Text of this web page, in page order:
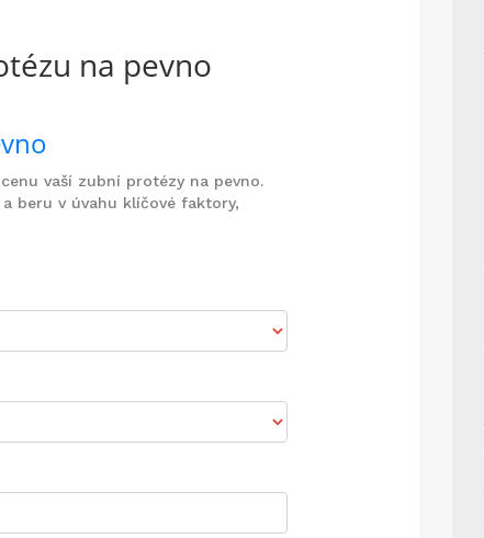
na pevno
vaší zubní protézy na pevno.
beru v úvahu klíčové faktory,